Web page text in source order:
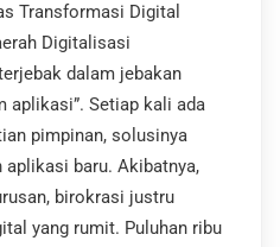
Transformasi Digital
Digitalisasi
dalam jebakan
aplikasi”. Setiap kali ada
pimpinan, solusinya
baru. Akibatnya,
birokrasi justru
yang rumit. Puluhan ribu